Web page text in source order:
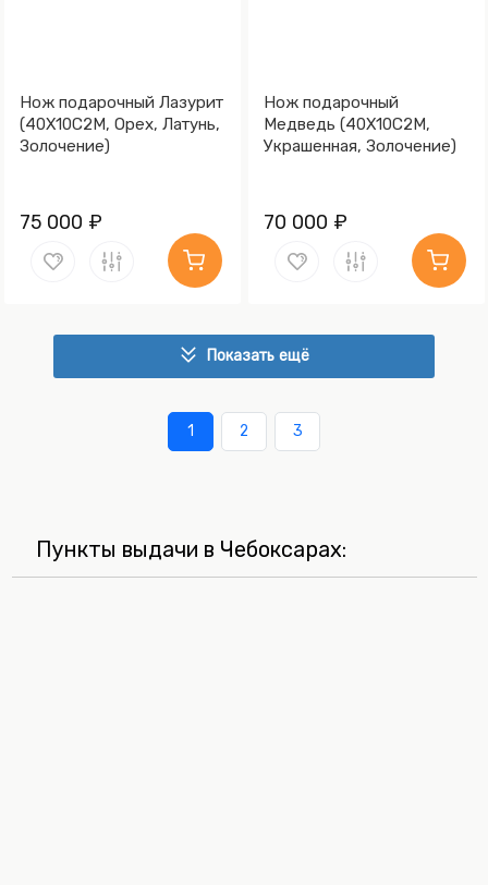
Нож подарочный Лазурит
(40Х10С2М, Орех, Латунь,
Золочение)
75 000 ₽
Нож подарочный
Медведь (40Х10С2М,
Украшенная, Золочение)
70 000 ₽
Показать ещё
1 2 3
Пункты выдачи в Чебоксарах: